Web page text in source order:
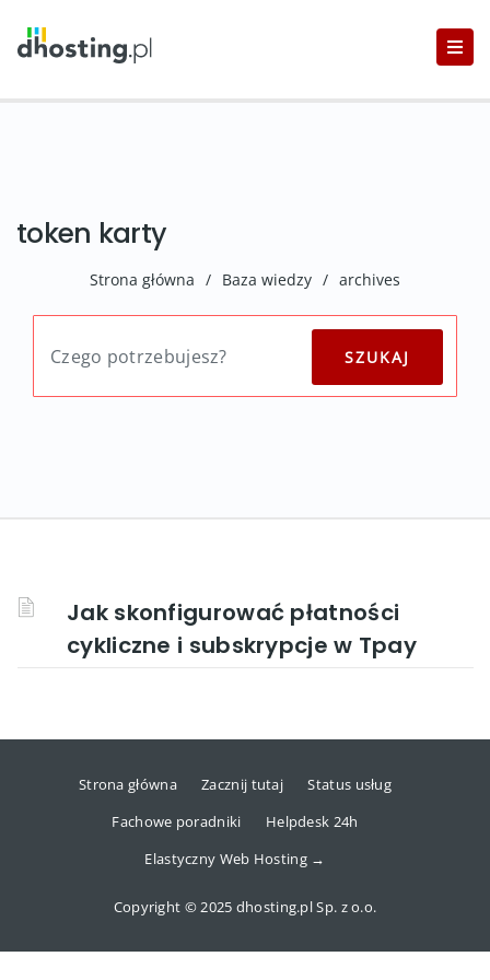
token karty
Strona główna / Baza wiedzy / archives
Jak skonfigurować płatności
cykliczne i subskrypcje w Tpay
Strona główna Zacznij tutaj
Status usług
Fachowe poradniki
Helpdesk 24h
Elastyczny Web Hosting →
Copyright © 2025 dhosting.pl Sp. z o.o.